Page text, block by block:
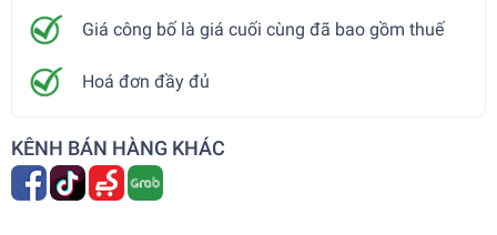
Giá công bố là giá cuối cùng đã bao gồm thuế
Hoá đơn đầy đủ
KÊNH BÁN HÀNG KHÁC